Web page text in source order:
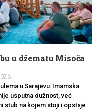
u džematu Misoča
u Sarajevu: Imamska
usputna dužnost, već
stub na kojem stoji i opstaje